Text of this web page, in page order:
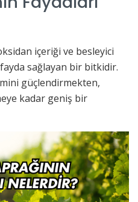
içeriği ve besleyici
sağlayan bir bitkidir.
güçlendirmekten,
kadar geniş bir